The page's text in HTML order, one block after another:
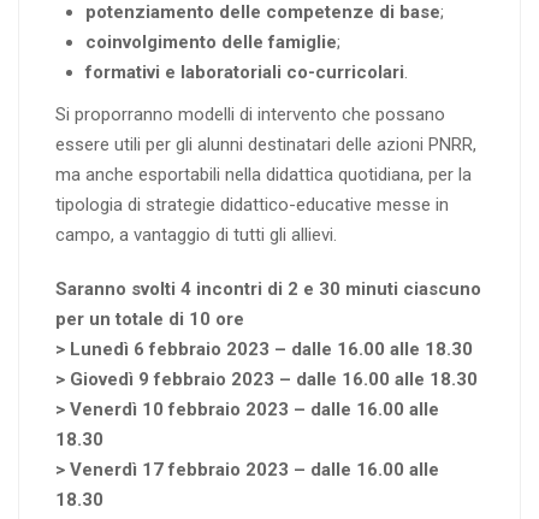
potenziamento delle competenze di base;
coinvolgimento delle famiglie;
formativi e laboratoriali co-curricolari.
Si proporranno modelli di intervento che possano
essere utili per gli alunni destinatari delle azioni PNRR,
ma anche esportabili nella didattica quotidiana, per la
tipologia di strategie didattico-educative messe in
campo, a vantaggio di tutti gli allievi.
Saranno svolti 4 incontri di 2 e 30 minuti ciascuno
per un totale di 10 ore
> Lunedì 6 febbraio 2023 – dalle 16.00 alle 18.30
> Giovedì 9 febbraio 2023 – dalle 16.00 alle 18.30
> Venerdì 10 febbraio 2023 – dalle 16.00 alle
18.30
> Venerdì 17 febbraio 2023 – dalle 16.00 alle
18.30